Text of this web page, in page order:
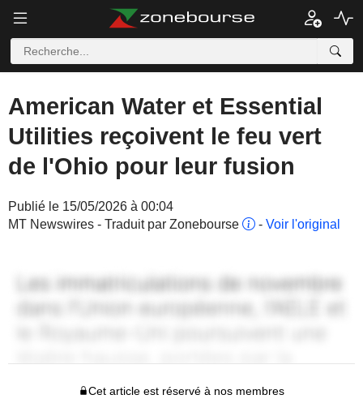
American Water et Essential
Utilities reçoivent le feu vert
de l'Ohio pour leur fusion
Publié le 15/05/2026 à 00:04
MT Newswires - Traduit par Zonebourse
- Voir l'original
Cet article est réservé à nos membres